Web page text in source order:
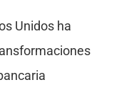
Unidos ha